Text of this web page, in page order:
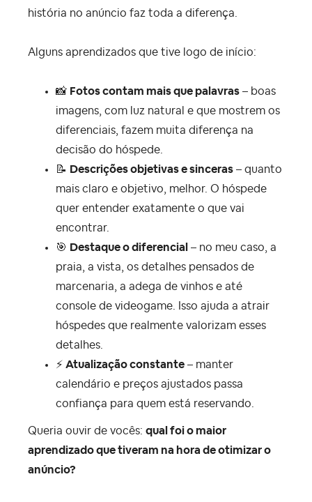
história no anúncio faz toda a diferença.
Alguns aprendizados que tive logo de início:
📸 Fotos contam mais que palavras – boas
imagens, com luz natural e que mostrem os
diferenciais, fazem muita diferença na
decisão do hóspede.
📝 Descrições objetivas e sinceras – quanto
mais claro e objetivo, melhor. O hóspede
quer entender exatamente o que vai
encontrar.
🎯 Destaque o diferencial – no meu caso, a
praia, a vista, os detalhes pensados de
marcenaria, a adega de vinhos e até
console de videogame. Isso ajuda a atrair
hóspedes que realmente valorizam esses
detalhes.
⚡ Atualização constante – manter
calendário e preços ajustados passa
confiança para quem está reservando.
Queria ouvir de vocês: qual foi o maior
aprendizado que tiveram na hora de otimizar o
anúncio?